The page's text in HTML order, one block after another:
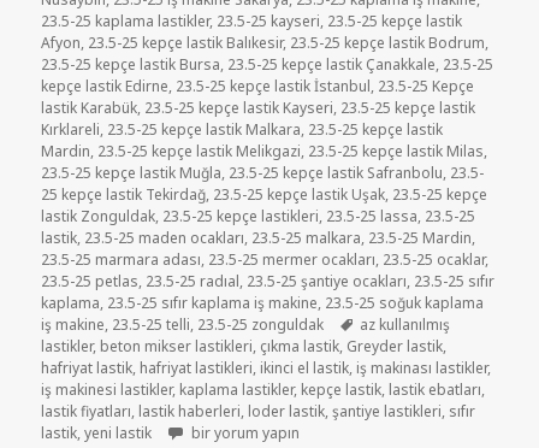
23.5-25 kaplama lastikler, 23.5-25 kayseri, 23.5-25 kepçe lastik
Afyon, 23.5-25 kepçe lastik Balıkesir, 23.5-25 kepçe lastik Bodrum,
23.5-25 kepçe lastik Bursa, 23.5-25 kepçe lastik Çanakkale, 23.5-25
kepçe lastik Edirne, 23.5-25 kepçe lastik İstanbul, 23.5-25 Kepçe
lastik Karabük, 23.5-25 kepçe lastik Kayseri, 23.5-25 kepçe lastik
Kırklareli, 23.5-25 kepçe lastik Malkara, 23.5-25 kepçe lastik
Mardin, 23.5-25 kepçe lastik Melikgazi, 23.5-25 kepçe lastik Milas,
23.5-25 kepçe lastik Muğla, 23.5-25 kepçe lastik Safranbolu, 23.5-
25 kepçe lastik Tekirdağ, 23.5-25 kepçe lastik Uşak, 23.5-25 kepçe
lastik Zonguldak, 23.5-25 kepçe lastikleri, 23.5-25 lassa, 23.5-25
lastik, 23.5-25 maden ocakları, 23.5-25 malkara, 23.5-25 Mardin,
23.5-25 marmara adası, 23.5-25 mermer ocakları, 23.5-25 ocaklar,
23.5-25 petlas, 23.5-25 radıal, 23.5-25 şantiye ocakları, 23.5-25 sıfır
kaplama, 23.5-25 sıfır kaplama iş makine, 23.5-25 soğuk kaplama
iş makine, 23.5-25 telli, 23.5-25 zonguldak Etiketler
az kullanılmış
lastikler, beton mikser lastikleri, çıkma lastik, Greyder lastik,
hafriyat lastik, hafriyat lastikleri, ikinci el lastik, iş makinası lastikler,
iş makinesi lastikler, kaplama lastikler, kepçe lastik, lastik ebatları,
lastik fiyatları, lastik haberleri, loder lastik,şantiye lastikleri, sıfır
lastik,yeni lastik 23.5-25 SATILIK İKİNCİ EL ÇIKMA LODER LASTİKLER
bir yorum yapın